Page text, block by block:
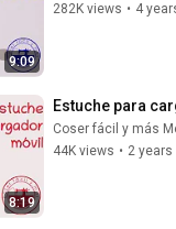
9:09
282K views • 4
8:19
Estuche para
Coser fácil y más
44K views • 2 years